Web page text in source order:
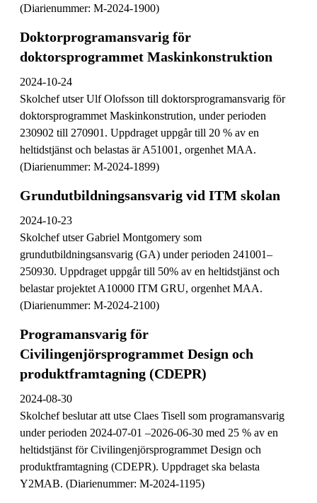
(Diarienummer: M-2024-1900)
Doktorprogramansvarig för
doktorsprogrammet Maskinkonstruktion
2024-10-24
Skolchef utser Ulf Olofsson till doktorsprogramansvarig för
doktorsprogrammet Maskinkonstrution, under perioden
230902 till 270901. Uppdraget uppgår till 20 % av en
heltidstjänst och belastas är A51001, orgenhet MAA.
(Diarienummer: M-2024-1899)
Grundutbildningsansvarig vid ITM skolan
2024-10-23
Skolchef utser Gabriel Montgomery som
grundutbildningsansvarig (GA) under perioden 241001–
250930. Uppdraget uppgår till 50% av en heltidstjänst och
belastar projektet A10000 ITM GRU, orgenhet MAA.
(Diarienummer: M-2024-2100)
Programansvarig för
Civilingenjörsprogrammet Design och
produktframtagning (CDEPR)
2024-08-30
Skolchef beslutar att utse Claes Tisell som programansvarig
under perioden 2024-07-01 –2026-06-30 med 25 % av en
heltidstjänst för Civilingenjörsprogrammet Design och
produktframtagning (CDEPR). Uppdraget ska belasta
Y2MAB. (Diarienummer: M-2024-1195)